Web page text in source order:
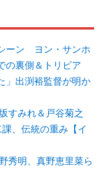
ーン ヨン・サンホ
の裏側＆トリビア
」出渕裕監督が明か
すみれ＆戸谷菊之
、伝統の重み【イ
秀明、真野恵里菜ら